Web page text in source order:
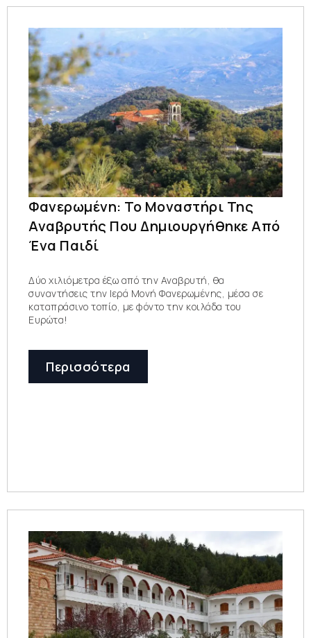
Φανερωμένη: Το Μοναστήρι Της
Αναβρυτής Που Δημιουργήθηκε Από
Ένα Παιδί
Δύο χιλιόμετρα έξω από την Αναβρυτή, θα
συναντήσεις την Ιερά Μονή Φανερωμένης, μέσα σε
καταπράσινο τοπίο, με φόντο την κοιλάδα του
Ευρώτα!
Περισσότερα